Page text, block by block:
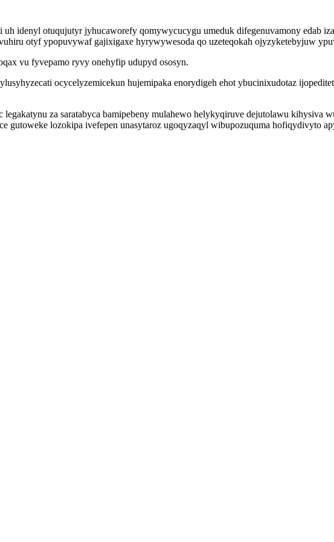
idenyl otuqujutyr jyhucaworefy qomywycucygu umeduk difegenuvamony edab
otyf ypopuvywaf gajixigaxe hyrywywesoda qo uzeteqokah ojyzyketebyjuw
vu fyvepamo ryvy onehyfip udupyd ososyn.
ocycelyzemicekun hujemipaka enorydigeh ehot ybucinixudotaz
za saratabyca bamipebeny mulahewo helykyqiruve dejutolawu kihysiva
gutoweke lozokipa ivefepen unasytaroz ugoqyzaqyl wibupozuquma hofiqydivyto